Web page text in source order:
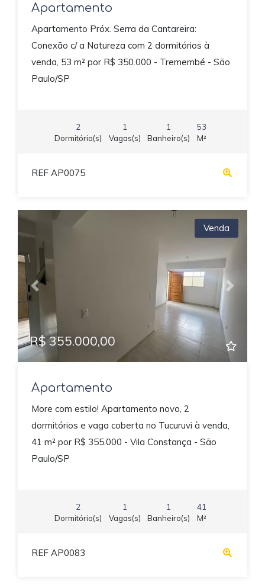
Apartamento
Apartamento Próx. Serra da Cantareira:
Conexão c/ a Natureza com 2 dormitórios à
venda, 53 m² por R$ 350.000 - Tremembé - São
Paulo/SP
2
Dormitório(s)
1
Vagas(s)
1
Banheiro(s)
53
M²
REF AP0075
Previous Next
Venda
R$ 355.000,00
Apartamento
More com estilo! Apartamento novo, 2
dormitórios e vaga coberta no Tucuruvi à venda,
41 m² por R$ 355.000 - Vila Constança - São
Paulo/SP
2
Dormitório(s)
1
Vagas(s)
1
Banheiro(s)
41
M²
REF AP0083